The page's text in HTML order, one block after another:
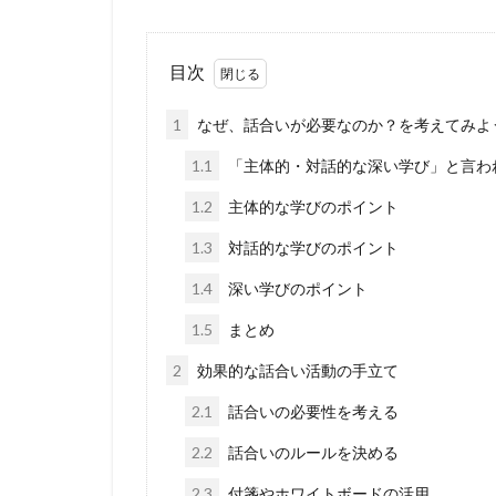
目次
1 なぜ、話合いが必要なのか？を考えてみよ
1.1 「主体的・対話的な深い学び」と言
1.2 主体的な学びのポイント
1.3 対話的な学びのポイント
1.4 深い学びのポイント
1.5 まとめ
2 効果的な話合い活動の手立て
2.1 話合いの必要性を考える
2.2 話合いのルールを決める